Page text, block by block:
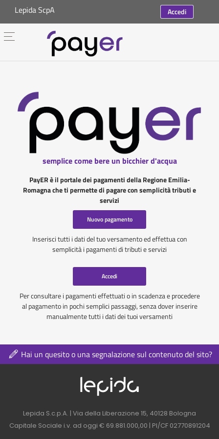
Lepida ScpA Accedi
semplice come bere un bicchier d'acqua
PayER è il portale dei pagamenti della Regione Emilia-
Romagna che ti permette di pagare con semplicità tributi e
servizi
Nuovo pagamento
Inserisci tutti i dati del tuo versamento ed effettua con
semplicità i pagamenti di tributi e servizi
Accedi
Per consultare i pagamenti effettuati o in scadenza e procedere
al pagamento in pochi semplici passaggi, senza dover inserire
manualmente tutti i dati dei tuoi versamenti
Hai un quesito o una segnalazione sul contenuto del sito?
Logo azienda nel
Contatti azienda nel footer
Lepida S.c.p.A. | Via della Liberazione 15, 40128 Bologna
Capitale Sociale i.v. ad oggi € 69.881.000,00 | PI/CF 02770891204